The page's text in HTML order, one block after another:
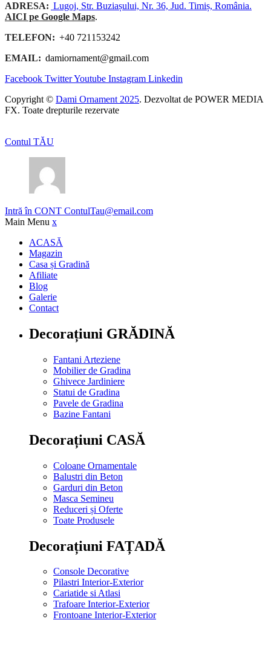
ADRESA: Lugoj, Str. Buziașului, Nr. 36, Jud. Timiș, România.
AICI pe Google Maps.
TELEFON: +40 721153242
EMAIL: damiornament@gmail.com
Facebook TwitterYoutube Instagram Linkedin
Copyright © Dami Ornament 2025. Dezvoltat de POWER MEDIA
FX. Toate drepturile rezervate
Contul TĂU
Intră în CONT ContulTau@email.com
Main Menu x
ACASĂ
Magazin
Casa și Gradină
Afiliate
Blog
Galerie
Contact
Decorațiuni GRĂDINĂ
Fantani Arteziene
Mobilier de Gradina
Ghivece Jardiniere
Statui de Gradina
Pavele de Gradina
Bazine Fantani
Decorațiuni CASĂ
Coloane Ornamentale
Balustri din Beton
Garduri din Beton
Masca Semineu
Reduceri și Oferte
Toate Produsele
Decorațiuni FAȚADĂ
Console Decorative
Pilastri Interior-Exterior
Cariatide si Atlasi
Trafoare Interior-Exterior
Frontoane Interior-Exterior